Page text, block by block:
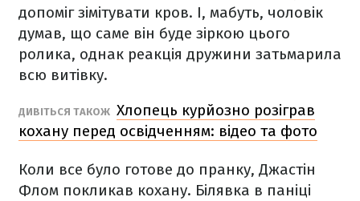
допоміг зімітувати кров. І, мабуть, чоловік
думав, що саме він буде зіркою цього
ролика, однак реакція дружини затьмарила
всю витівку.
ДИВІТЬСЯ ТАКОЖ Хлопець курйозно розіграв
кохану перед освідченням: відео та фото
Коли все було готове до пранку, Джастін
Флом покликав кохану. Білявка в паніці